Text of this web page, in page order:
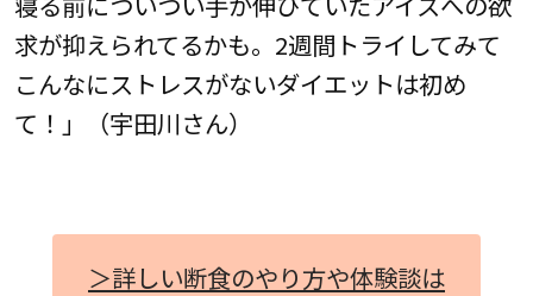
求が抑えられてるかも。2週間トライしてみて
こんなにストレスがないダイエットは初め
て！」（宇田川さん）
＞詳しい断食のやり方や体験談は